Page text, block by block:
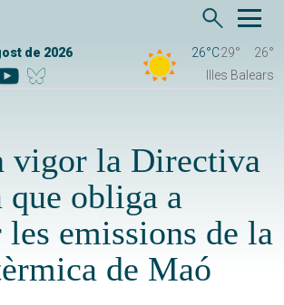
de 2026 26°C29°
26°
Illes Balears
vigor la Directiva
que obliga a
emissions de la
de Maó